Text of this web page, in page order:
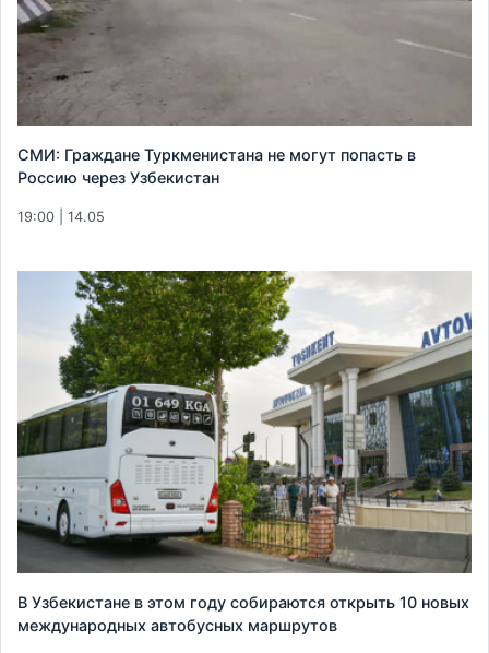
СМИ: Граждане Туркменистана не могут попасть в
Россию через Узбекистан
19:00 | 14.05
В Узбекистане в этом году собираются открыть 10 новых
международных автобусных маршрутов